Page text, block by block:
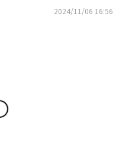
ルの始球式に参加2024/11/06 16:56